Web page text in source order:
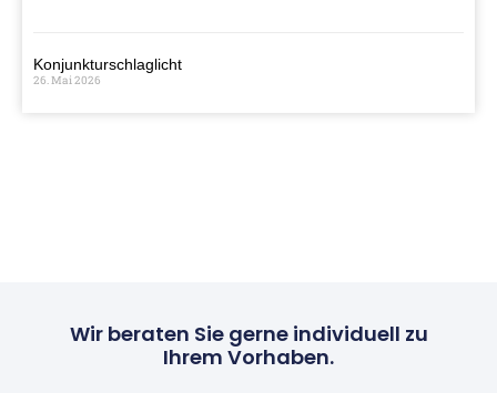
Konjunkturschlaglicht
26. Mai 2026
Wir beraten Sie gerne individuell zu
Ihrem Vorhaben.